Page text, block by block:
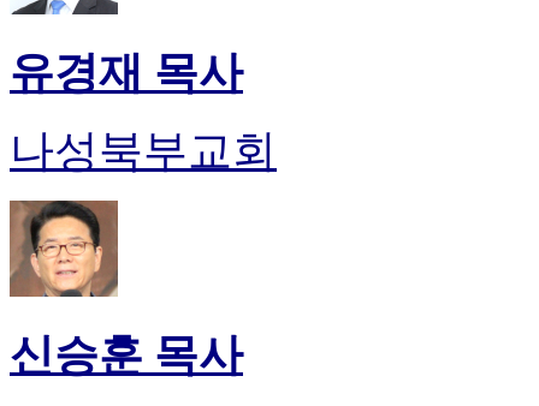
유경재 목사
나성북부교회
신승훈 목사